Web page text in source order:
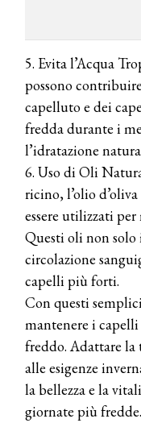
5. Evita l’Acqua
possono
capelluto e dei
fredda durante i
l’idratazione
6. Uso di Oli
ricino, l’olio
essere utilizzati
Questi oli non
circolazione
capelli più forti.
Con questi
mantenere i
freddo. Adattare
alle esigenze
la bellezza e la
giornate più fredde.
presenta THE
WELLNESS
DYSON
Dyson presenta
pervinca e rosé
COTRIL
Continua la
Cotril alla Festa
TONI&GUY
A Natale regala
TONI&GUY
TONI&GUY
LABEL.M lancia
eco-sostenibile
professionali